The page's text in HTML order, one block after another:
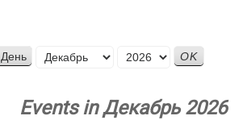
День
Месяц
Events in Декабрь 2026